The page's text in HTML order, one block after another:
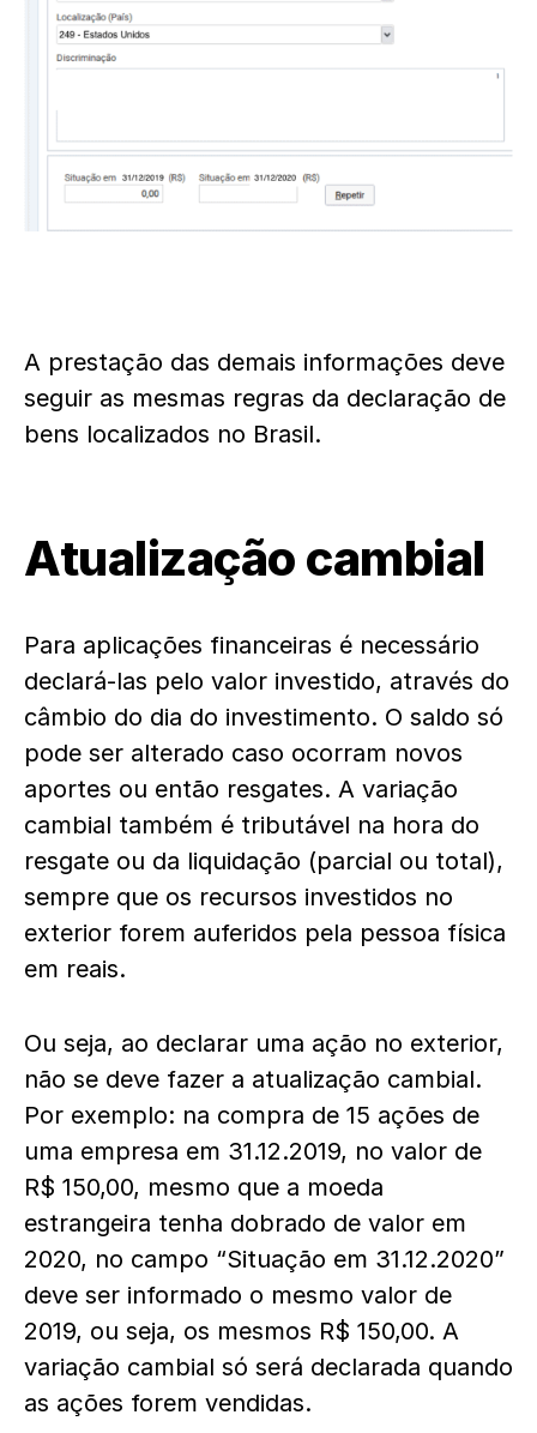
A prestação das demais informações deve
seguir as mesmas regras da declaração de
bens localizados no Brasil.
Atualização cambial
Para aplicações financeiras é necessário
declará-las pelo valor investido, através do
câmbio do dia do investimento. O saldo só
pode ser alterado caso ocorram novos
aportes ou então resgates. A variação
cambial também é tributável na hora do
resgate ou da liquidação (parcial ou total),
sempre que os recursos investidos no
exterior forem auferidos pela pessoa física
em reais.
Ou seja, ao declarar uma ação no exterior,
não se deve fazer a atualização cambial.
Por exemplo: na compra de 15 ações de
uma empresa em 31.12.2019, no valor de
R$ 150,00, mesmo que a moeda
estrangeira tenha dobrado de valor em
2020, no campo “Situação em 31.12.2020”
deve ser informado o mesmo valor de
2019, ou seja, os mesmos R$ 150,00. A
variação cambial só será declarada quando
as ações forem vendidas.